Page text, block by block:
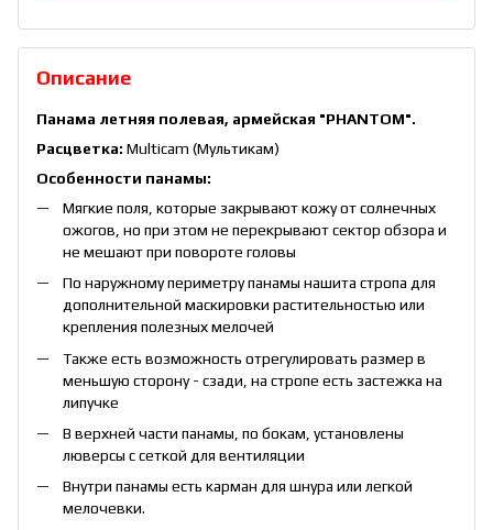
Описание
Панама летняя полевая, армейская "PHANTOM".
Расцветка: Multicam (Мультикам)
Особенности панамы:
Мягкие поля, которые закрывают кожу от солнечных
ожогов, но при этом не перекрывают сектор обзора и
не мешают при повороте головы
По наружному периметру панамы нашита стропа для
дополнительной маскировки растительностью или
крепления полезных мелочей
Также есть возможность отрегулировать размер в
меньшую сторону - сзади, на стропе есть застежка на
липучке
В верхней части панамы, по бокам, установлены
люверсы с сеткой для вентиляции
Внутри панамы есть карман для шнура или легкой
мелочевки.